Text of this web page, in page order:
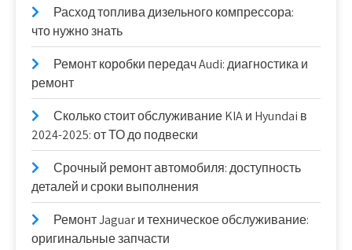
Расход топлива дизельного компрессора:
что нужно знать
Ремонт коробки передач Audi: диагностика и
ремонт
Сколько стоит обслуживание KIA и Hyundai в
2024-2025: от ТО до подвески
Срочный ремонт автомобиля: доступность
деталей и сроки выполнения
Ремонт Jaguar и техническое обслуживание:
оригинальные запчасти